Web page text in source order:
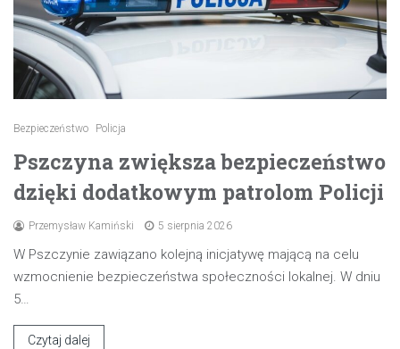
Bezpieczeństwo Policja
Pszczyna zwiększa bezpieczeństwo
dzięki dodatkowym patrolom Policji
Przemysław Kamiński 5 sierpnia 2026
W Pszczynie zawiązano kolejną inicjatywę mającą na celu
wzmocnienie bezpieczeństwa społeczności lokalnej. W dniu
5…
Czytaj dalej